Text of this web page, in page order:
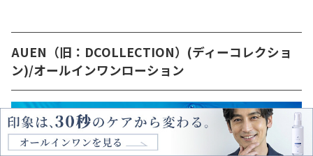
AUEN（旧：DCOLLECTION）(ディーコレクショ
ン)/オールインワンローション